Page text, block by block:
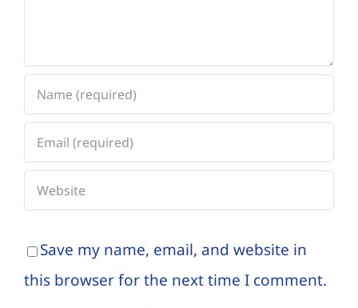
Save my name, email, and website in
this browser for the next time I comment.